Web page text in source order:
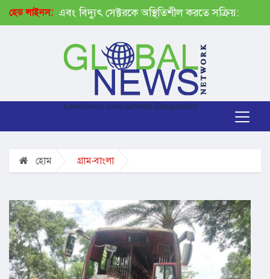
হেড লাইনস:
অস্থিতিশীল করতে সক্রিয়: প্রধানমন্ত্রী জেআইসিতে আটকে
হোম গ্রাম-বাংলা